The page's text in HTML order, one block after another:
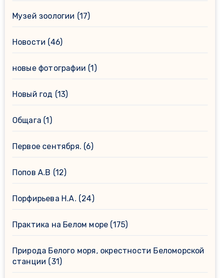
Музей зоологии (17)
Новости (46)
новые фотографии (1)
Новый год (13)
Общага (1)
Первое сентября. (6)
Попов А.В (12)
Порфирьева Н.А. (24)
Практика на Белом море (175)
Природа Белого моря, окрестности Беломорской
станции (31)